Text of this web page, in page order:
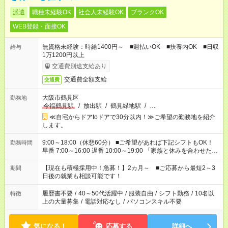
派遣 職種未経験OK 社会人未経験OK
ブランクOK
WEB登録・面接OK
給与
無資格未経験：時給1400円～ ■週払いOK ■扶養内OK ■日収
1万1200円以上
交通費別途支給あり
交通費 交通費全額支給
勤務地
大阪市鶴見区
今福鶴見駅
/ 放出駅 / 鶴見緑地駅 / …
≪自宅からドアtoドアで30分以内！≫ご希望の勤務地を紹介
します。
勤務時間
9:00～18:00（休憩60分） ■ご希望があれば下記シフトもOK！
早番 7:00～16:00 遅番 10:00～19:00 「家族と休みを合わせた
い」 「余裕を持って夕飯の準備がしたい」 「できれば残業はし
たくない」 など、ご希望を教えてくださいね。 ※Wワーク希望
の方へ 今ご覧のお仕事で希望する勤務時間と、もう1つのお仕事
の勤務時間。 合計で週40時間を超える場合は応募できません。
期間
【現在も積極採用中！急募！】2カ月～ ■ご応募から最短2～3
日後の就業も相談可能です！
特徴 履歴書不要 / 40～50代活躍中 / 服装自由 / シフト勤務 / 10名以
上の大量募集 / 電話対応なし / パソコンスキル不要
気になる！ 応募する 詳細へ